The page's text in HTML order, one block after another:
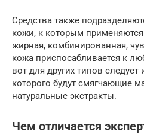
Средства также
кожи, к которым
жирная, комбинированная,
кожа приспосабливается к
вот для других типов следует
которого будут смягчающие
натуральные экстракты.
Чем отличается